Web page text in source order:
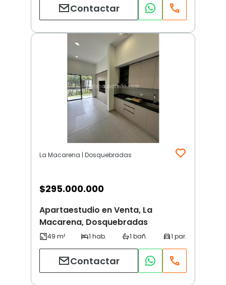
Contactar
La Macarena | Dosquebradas
$295.000.000
Apartaestudio en Venta, La
Macarena, Dosquebradas
Contactar